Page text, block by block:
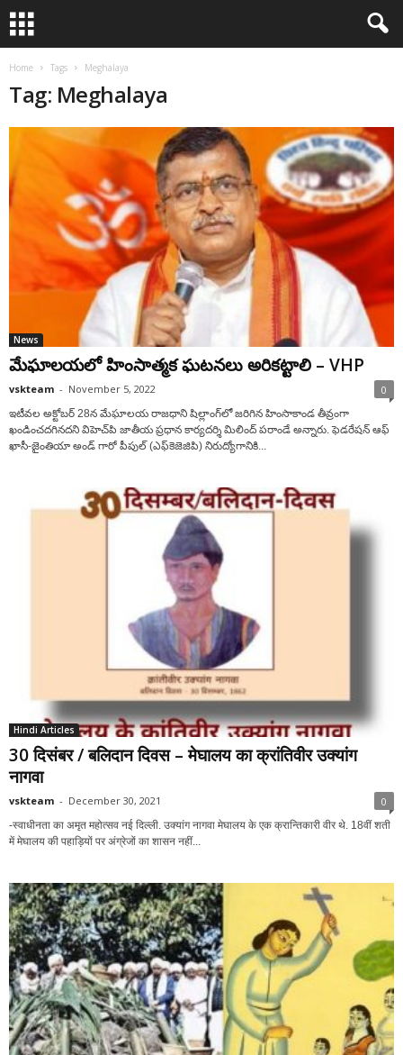
Home Tags Meghalaya
Tag: Meghalaya
News
మేఘాలయలో హింసాత్మక ఘటనలు అరికట్టాలి – VHP
vskteam - November 5, 2022 0
ఇటీవ‌ల అక్టోబర్ 28న‌ మేఘాలయ రాజధాని షిల్లాంగ్‌లో జరిగిన హింసాకాండ తీవ్రంగా
ఖండించదగినద‌ని విహెచ్‌పి జాతీయ ప్ర‌ధాన కార్య‌ద‌ర్శి మిలింద్‌ పరాండే అన్నారు. ఫెడరేషన్ ఆఫ్
ఖాసీ-జైంతియా అండ్ గారో పీపుల్ (ఎఫ్‌కెజెజిపి) నిరుద్యోగానికి...
Hindi Articles
30 दिसंबर / बलिदान दिवस – मेघालय का क्रांतिवीर उक्यांग
नागवा
vskteam - December 30, 2021 0
-स्वाधीनता का अमृत महोत्सव नई दिल्ली. उक्यांग नागवा मेघालय के एक क्रान्तिकारी वीर थे. 18वीं शती
में मेघालय की पहाड़ियों पर अंग्रेजों का शासन नहीं...